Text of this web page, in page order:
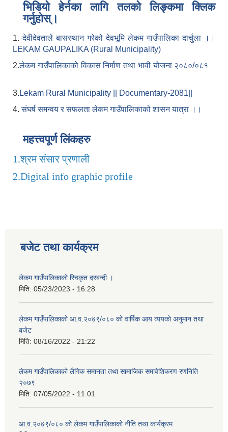
भिडियो हेर्नका लागि तलको लिङ्कमा क्लिक
गर्नुहोस्।
1.देवीदेवताले बासस्थान गरेको देवभूमि लेकम गाउँपालिका दार्चुला ।।
LEKAM GAUPALIKA (Rural Municipality)
2.लेकम गाउँपालिकाको विकास निर्माण तथा भावी योजना २०८०/०८१
3. Lekam Rural Municipality || Documentary-2081||
4.संघर्ष समन्वय र सफलता लेकम गाउँपालिकाको शासन यात्रा ।।
महत्त्वपूर्ण लिंकहरु
1.श्रम संसार प्रणाली
2.Digital info graphic profile
बजेट तथा कार्यक्रम
लेकम गाउँपालिकाको स्विकृत दरबन्दी ।
मिति: 05/23/2023 - 16:28
लेकम गाउँपालिकाकाे आ.व.२०७९/०८० काे वार्षिक आय व्ययकाे अनुमान तथा
बजेट
मिति: 08/16/2022 - 21:22
लेकम गाउँपालिकाको लैगिक समानता तथा सामाजिक समावेशिकरण रणनिति
२०७९
मिति: 07/05/2022 - 11:01
आ.व.२०७९/०८० को लेकम गाउँपालिकाको नीति तथा कार्यक्रम